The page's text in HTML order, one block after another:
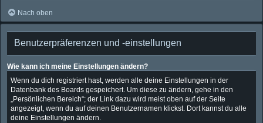
Nach oben
Benutzerpräferenzen und -einstellungen
Wie kann ich meine Einstellungen ändern?
Wenn du dich registriert hast, werden alle deine Einstellungen in der
Datenbank des Boards gespeichert. Um diese zu ändern, gehe in den
„Persönlichen Bereich“; der Link dazu wird meist oben auf der Seite
angezeigt, wenn du auf deinen Benutzernamen klickst. Dort kannst du alle
deine Einstellungen ändern.